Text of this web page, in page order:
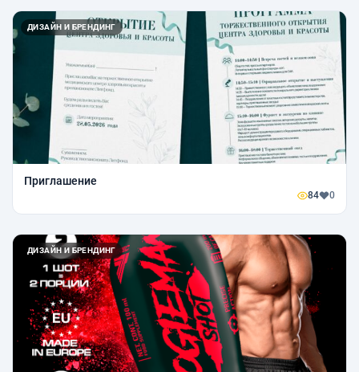
ДИЗАЙН И БРЕНДИНГ
Приглашение
84 0
ДИЗАЙН И БРЕНДИНГ